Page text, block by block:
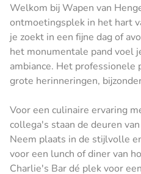
Welkom bij Wapen van
ontmoetingsplek in het hart
je zoekt in een fijne dag of
het monumentale pand voel
ambiance. Het professionele
grote herinneringen,
Voor een culinaire ervaring
collega's staan de deuren
Neem plaats in de stijlvolle
voor een lunch of diner van
Charlie's Bar dé plek voor